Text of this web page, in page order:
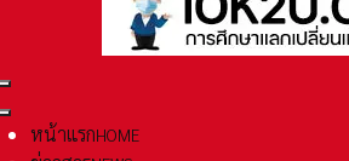
หน้าแรกHOME